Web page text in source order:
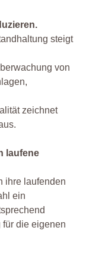
steigt
von
zeichnet
laufene
ihre laufenden
ein
die eigenen